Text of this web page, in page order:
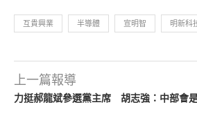
互貴興業 半導體 宣明智 明新科
上一篇報導
力挺郝龍斌參選黨主席 胡志強：中部會